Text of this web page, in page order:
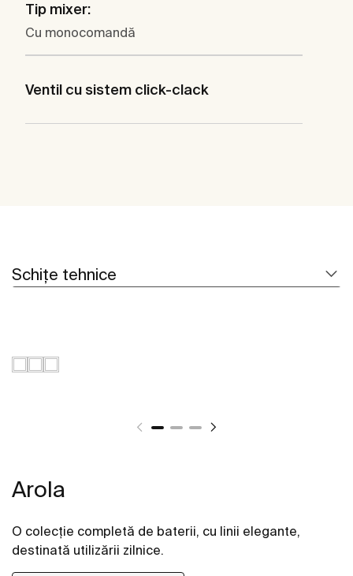
Tip mixer:
Cu monocomandă
Ventil cu sistem click-clack
Schițe tehnice
Arola
O colecție completă de baterii, cu linii elegante,
destinată utilizării zilnice.